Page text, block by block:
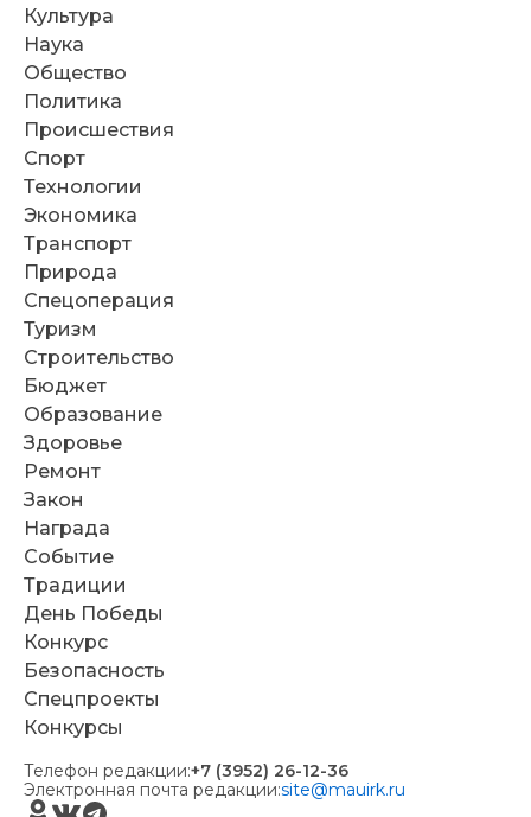
Культура
Наука
Общество
Политика
Происшествия
Спорт
Технологии
Экономика
Транспорт
Природа
Спецоперация
Туризм
Строительство
Бюджет
Образование
Здоровье
Ремонт
Закон
Награда
Событие
Традиции
День Победы
Конкурс
Безопасность
Спецпроекты
Конкурсы
Телефон редакции:+7 (3952) 26-12-36
Электронная почта редакции:site@mauirk.ru